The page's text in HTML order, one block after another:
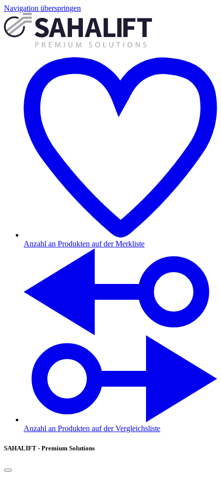
Navigation überspringen
Anzahl an Produkten auf der Merkliste
Anzahl an Produkten auf der Vergleichsliste
SAHALIFT - Premium Solutions